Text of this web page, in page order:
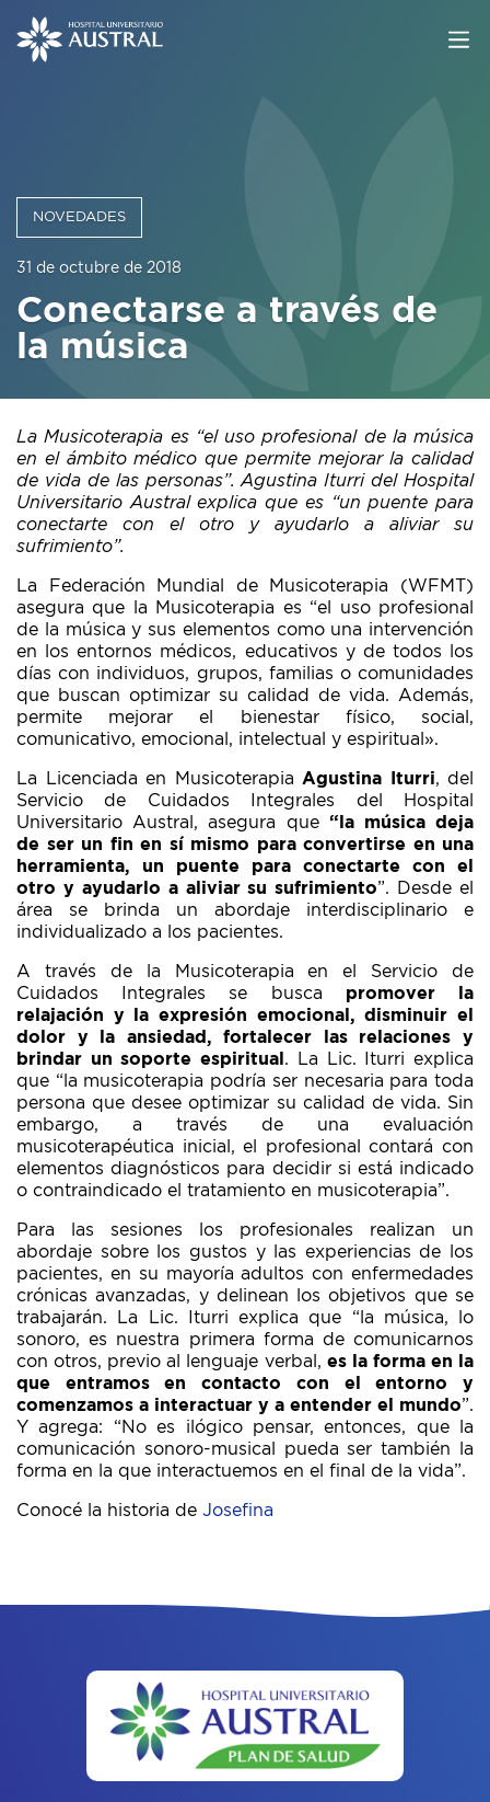
NOVEDADES
31 de octubre de 2018
Conectarse a través de
la música
La Musicoterapia es “el uso profesional de la música
en el ámbito médico que permite mejorar la calidad
de vida de las personas”. Agustina Iturri del Hospital
Universitario Austral explica que es “un puente para
conectarte con el otro y ayudarlo a aliviar su
sufrimiento”.
La Federación Mundial de Musicoterapia (WFMT)
asegura que la Musicoterapia es “el uso profesional
de la música y sus elementos como una intervención
en los entornos médicos, educativos y de todos los
días con individuos, grupos, familias o comunidades
que buscan optimizar su calidad de vida. Además,
permite mejorar el bienestar físico, social,
comunicativo, emocional, intelectual y espiritual».
La Licenciada en Musicoterapia Agustina Iturri, del
Servicio de Cuidados Integrales del Hospital
Universitario Austral, asegura que “la música deja
de ser un fin en sí mismo para convertirse en una
herramienta, un puente para conectarte con el
otro y ayudarlo a aliviar su sufrimiento”. Desde el
área se brinda un abordaje interdisciplinario e
individualizado a los pacientes.
A través de la Musicoterapia en el Servicio de
Cuidados Integrales se busca promover la
relajación y la expresión emocional, disminuir el
dolor y la ansiedad, fortalecer las relaciones y
brindar un soporte espiritual . La Lic. Iturri explica
que “la musicoterapia podría ser necesaria para toda
persona que desee optimizar su calidad de vida. Sin
embargo, a través de una evaluación
musicoterapéutica inicial, el profesional contará con
elementos diagnósticos para decidir si está indicado
o contraindicado el tratamiento en musicoterapia”.
Para las sesiones los profesionales realizan un
abordaje sobre los gustos y las experiencias de los
pacientes, en su mayoría adultos con enfermedades
crónicas avanzadas, y delinean los objetivos que se
trabajarán. La Lic. Iturri explica que “la música, lo
sonoro, es nuestra primera forma de comunicarnos
con otros, previo al lenguaje verbal, es la forma en la
que entramos en contacto con el entorno y
comenzamos a interactuar y a entender el mundo”.
Y agrega: “No es ilógico pensar, entonces, que la
comunicación sonoro-musical pueda ser también la
forma en la que interactuemos en el final de la vida”.
Conocé la historia de Josefina